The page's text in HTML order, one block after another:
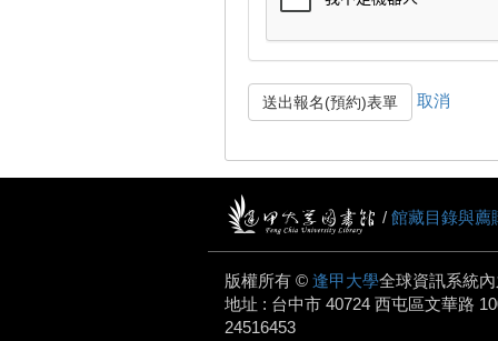
送出報名(預約)表單 取消
/ 館藏目錄與薦
版權所有 © 逢甲大學全球資訊系統
地址 : 台中市 40724 西屯區文華路
24516453